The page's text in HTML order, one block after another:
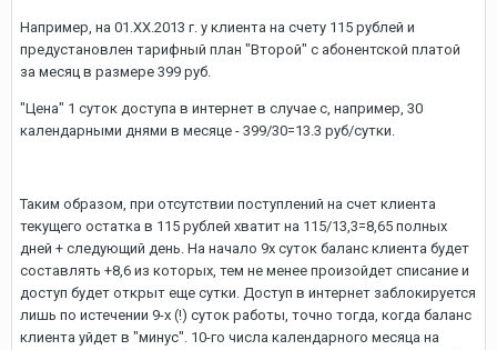
Например, на 01.XX.2013 г. у клиента на счету 115 рублей и
предустановлен тарифный план "Второй" с абонентской платой
за месяц в размере 399 руб.
"Цена" 1 суток доступа в интернет в случае с, например, 30
календарными днями в месяце - 399/30=13.3 руб/сутки.
Таким образом, при отсутствии поступлений на счет клиента
текущего остатка в 115 рублей хватит на 115/13,3=8,65 полных
дней + следующий день. На начало 9х суток баланс клиента будет
составлять +8,6 из которых, тем не менее произойдет списание и
доступ будет открыт еще сутки. Доступ в интернет заблокируется
лишь по истечении 9-х (!) суток работы, точно тогда, когда баланс
клиента уйдет в "минус". 10-го числа календарного месяца на